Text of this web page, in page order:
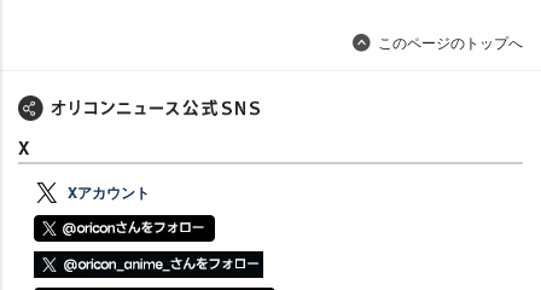
このページのトップへ
X
Xアカウント